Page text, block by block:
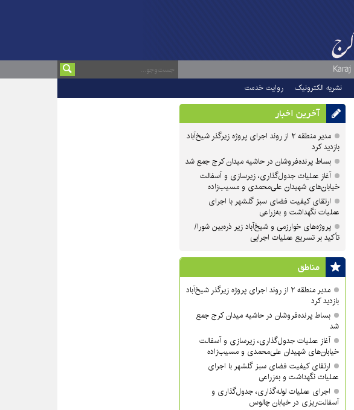
نشریه الکترونیک روایت خدمت
آخرین اخبار
مدیر منطقه ۲ از روند اجرای پروژه زیرگذر شیخ‌آباد
بازدید کرد
بساط پرنده‌فروشان در حاشیه میدان کرج جمع شد
آغاز عملیات جدول‌گذاری، زیرسازی و آسفالت
خیابان‌های شهیدان علی‌محمدی و مسیب‌زاده
ارتقای کیفیت فضای سبز گلشهر با اجرای
عملیات نگهداشت و به‌زراعی
پروژه‌های خوارزمی و شیخ‌آباد زیر ذره‌بین شورا/
تأکید بر تسریع عملیات اجرایی
مناطق
مدیر منطقه ۲ از روند اجرای پروژه زیرگذر شیخ‌آباد
بازدید کرد
بساط پرنده‌فروشان در حاشیه میدان کرج جمع
شد
آغاز عملیات جدول‌گذاری، زیرسازی و آسفالت
خیابان‌های شهیدان علی‌محمدی و مسیب‌زاده
ارتقای کیفیت فضای سبز گلشهر با اجرای
عملیات نگهداشت و به‌زراعی
اجرای عملیات لوله‌گذاری، جدول‌گذاری و
آسفالت‌ریزی در خیابان چالوس